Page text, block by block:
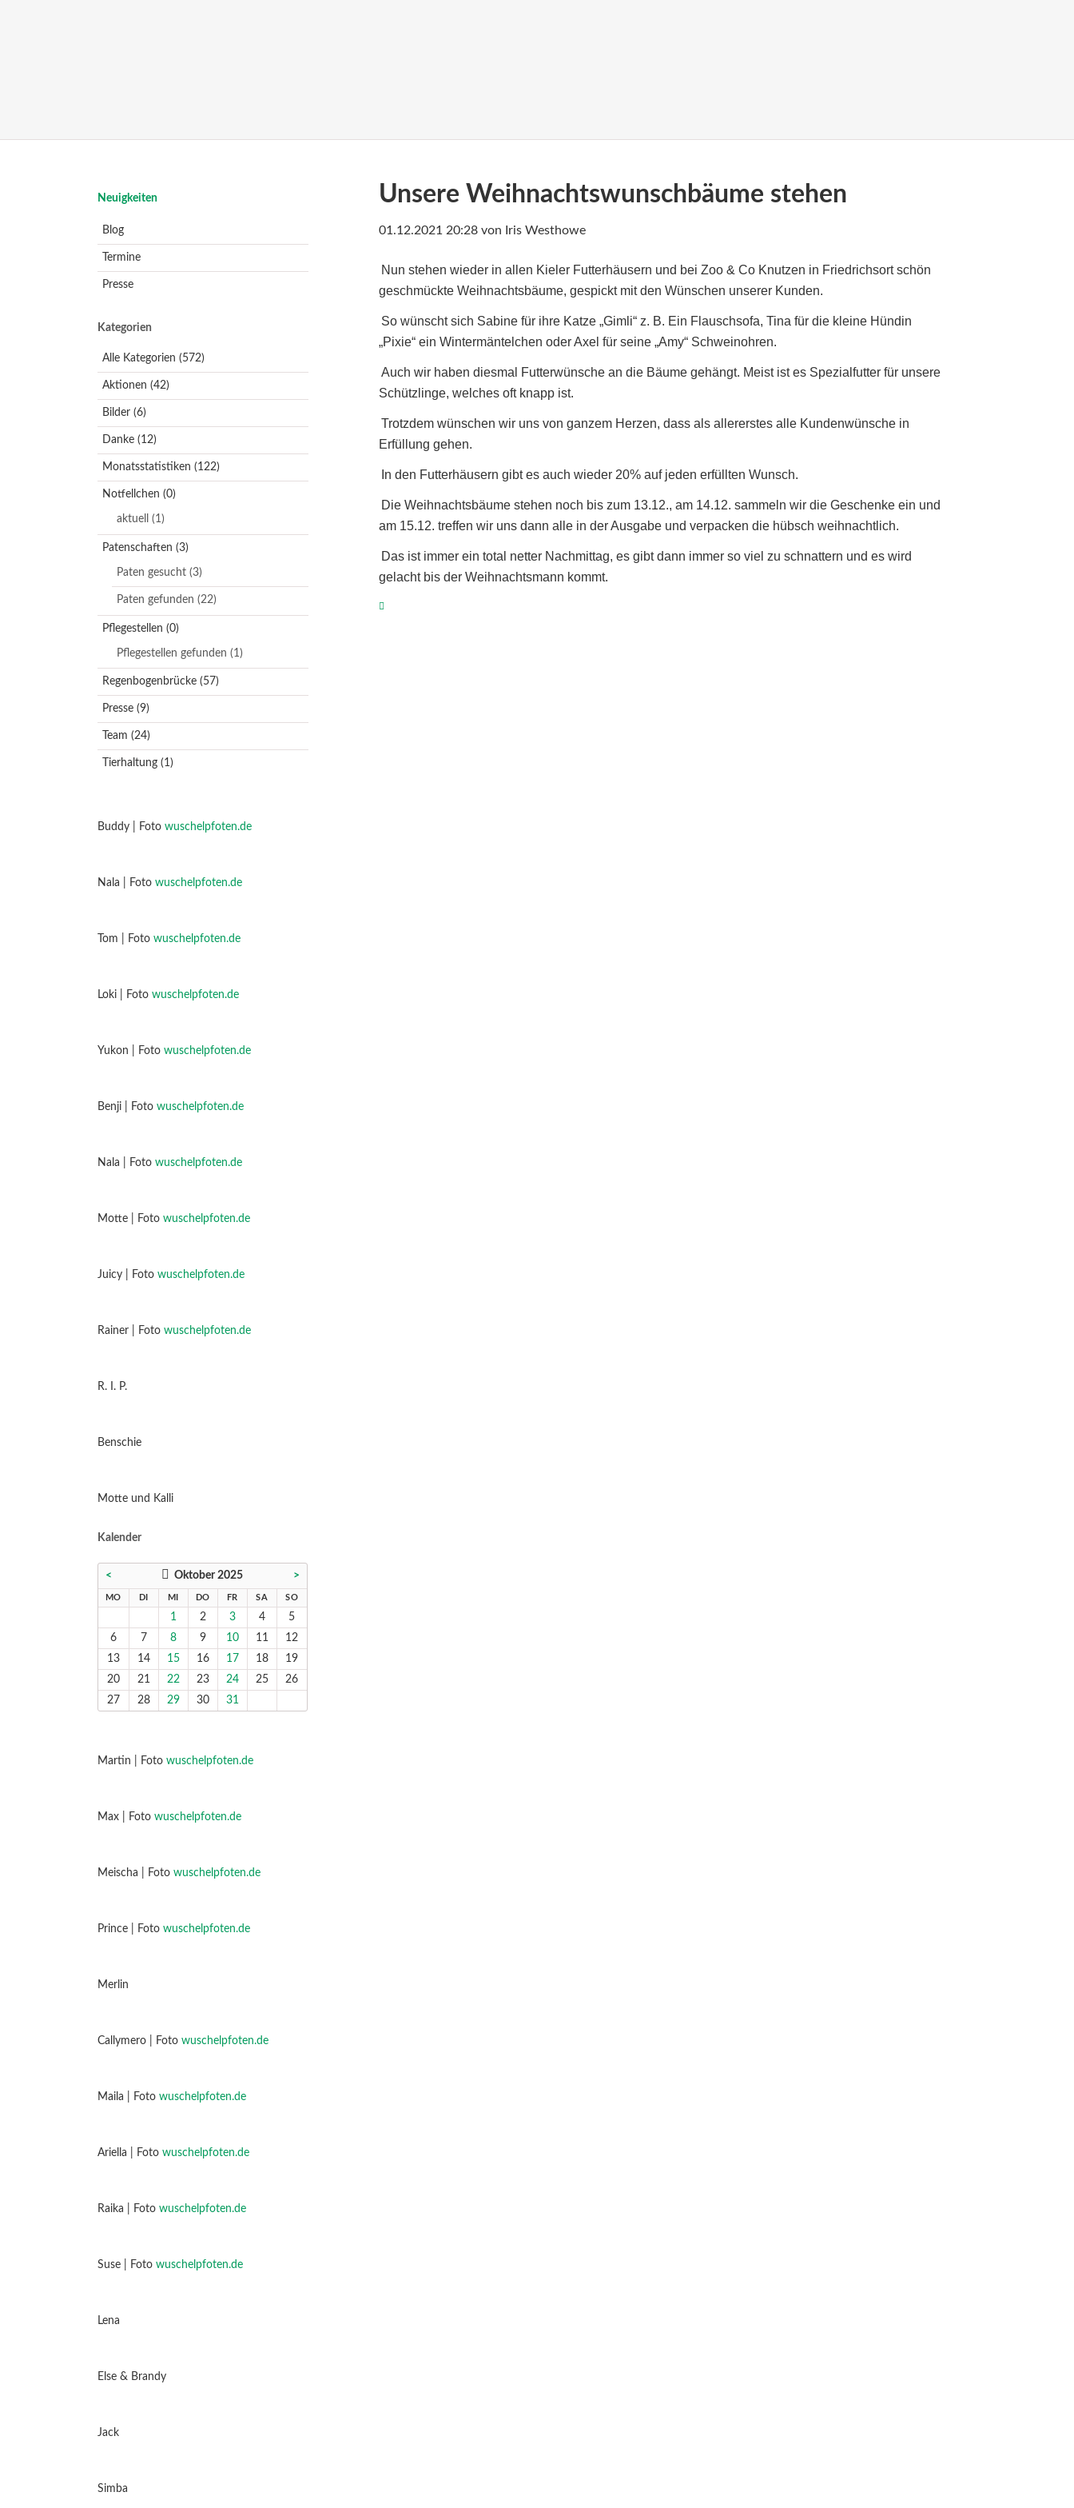
Unsere Weihnachtswunschbäume stehen
01.12.2021 20:28 von Iris Westhowe
Nun stehen wieder in allen Kieler Futterhäusern und bei Zoo & Co Knutzen in Friedrichsort schön
geschmückte Weihnachtsbäume, gespickt mit den Wünschen unserer Kunden.
So wünscht sich Sabine für ihre Katze „Gimli“ z. B. Ein Flauschsofa, Tina für die kleine Hündin
„Pixie“ ein Wintermäntelchen oder Axel für seine „Amy“ Schweinohren.
Auch wir haben diesmal Futterwünsche an die Bäume gehängt. Meist ist es Spezialfutter für unsere
Schützlinge, welches oft knapp ist.
Trotzdem wünschen wir uns von ganzem Herzen, dass als allererstes alle Kundenwünsche in
Erfüllung gehen.
In den Futterhäusern gibt es auch wieder 20% auf jeden erfüllten Wunsch.
Die Weihnachtsbäume stehen noch bis zum 13.12., am 14.12. sammeln wir die Geschenke ein und
am 15.12. treffen wir uns dann alle in der Ausgabe und verpacken die hübsch weihnachtlich.
Das ist immer ein total netter Nachmittag, es gibt dann immer so viel zu schnattern und es wird
gelacht bis der Weihnachtsmann kommt.
Navigation
Neuigkeiten
Blog
Termine
Presse
Kategorien
Alle Kategorien (572)
Aktionen (42)
Bilder (6)
Danke (12)
Monatsstatistiken (122)
Notfellchen (0)
aktuell (1)
Patenschaften (3)
Paten gesucht (3)
Paten gefunden (22)
Pflegestellen (0)
Pflegestellen gefunden (1)
Regenbogenbrücke (57)
Presse (9)
Team (24)
Tierhaltung (1)
Buddy | Foto wuschelpfoten.de
Nala | Foto wuschelpfoten.de
Tom | Foto wuschelpfoten.de
Loki | Foto wuschelpfoten.de
Yukon | Foto wuschelpfoten.de
Benji | Foto wuschelpfoten.de
Nala | Foto wuschelpfoten.de
Motte | Foto wuschelpfoten.de
Juicy | Foto wuschelpfoten.de
Rainer | Foto wuschelpfoten.de
R. I. P.
Benschie
Motte und Kalli
Kalender
< Oktober 2025 >
MO NTAGDI ENSTAG
MI TTWOCH
DO NNERSTAG
FR EITAG
SA MSTAG
SONNTAG
1 2 3 4
5
6
7 8 9 10 11
12
13
14 15 16 17 18
19
20
21 22 23 24 25
26
27
28 29 30 31
Martin | Foto wuschelpfoten.de
Max | Foto wuschelpfoten.de
Meischa | Foto wuschelpfoten.de
Prince | Foto wuschelpfoten.de
Merlin
Callymero | Foto wuschelpfoten.de
Maila | Foto wuschelpfoten.de
Ariella | Foto wuschelpfoten.de
Raika | Foto wuschelpfoten.de
Suse | Foto wuschelpfoten.de
Lena
Else & Brandy
Jack
Simba